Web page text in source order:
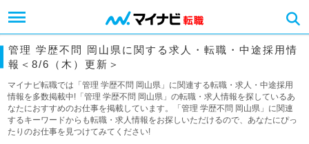
管理 学歴不問 岡山県に関する求人・転職・中途採用情
報＜8/6（木）更新＞
マイナビ転職では「管理 学歴不問 岡山県」に関連する転職・求人・中途採用
情報を多数掲載中!「管理 学歴不問 岡山県」の転職・求人情報を探しているあ
なたにおすすめのお仕事を掲載しています。「管理 学歴不問 岡山県」に関連
するキーワードからも転職・求人情報をお探しいただけるので、あなたにぴっ
たりのお仕事を見つけてみてください!